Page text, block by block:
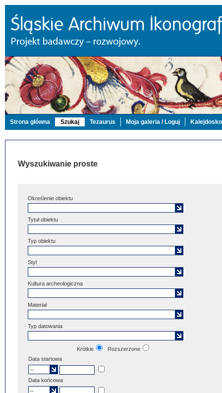
Strona główna Szukaj Tezaurus Moja galeria / Loguj
Wyszukiwanie proste
Określenie obiektu
Tytuł obiektu
Typ obiektu
Styl
Kultura archeologiczna
Materiał
Typ datowania
Krótkie
Rozszerzone
Data startowa
Data końcowa